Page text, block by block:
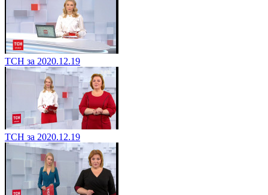
ТСН за 2020.12.19
ТСН за 2020.12.19